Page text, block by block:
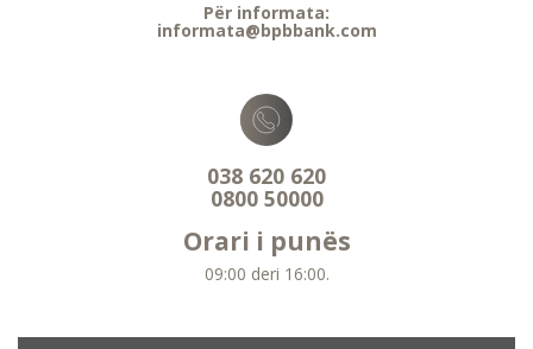
Për informata:
informata@bpbbank.com
038 620 620
0800 50000
Orari i punës
09:00 deri 16:00.